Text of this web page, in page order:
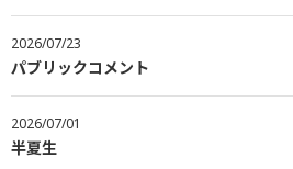
2026/07/23
パブリックコメント
2026/07/01
半夏生